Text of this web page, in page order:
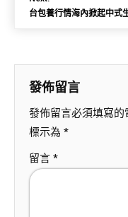
台包養行情海內掀起中式
發佈留言
發佈留言必須填寫的
標示為 *
留言 *